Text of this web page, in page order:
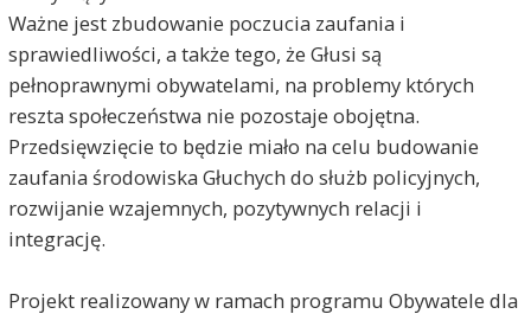
Ważne jest zbudowanie poczucia zaufania i
sprawiedliwości, a także tego, że Głusi są
pełnoprawnymi obywatelami, na problemy których
reszta społeczeństwa nie pozostaje obojętna.
Przedsięwzięcie to będzie miało na celu budowanie
zaufania środowiska Głuchych do służb policyjnych,
rozwijanie wzajemnych, pozytywnych relacji i
integrację.
Projekt realizowany w ramach programu Obywatele dla